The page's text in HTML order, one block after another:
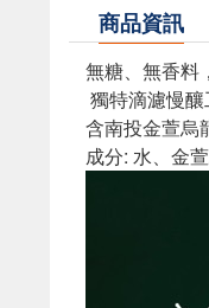
商品資訊
無糖、無香料
獨特滴濾慢
含南投金萱烏
成分: 水、金